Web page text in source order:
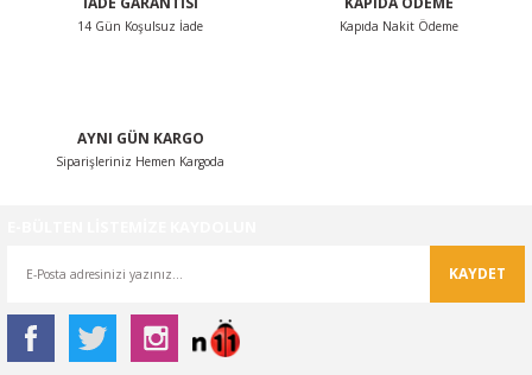
14 Gün Koşulsuz İade Kapıda Nakit Ödeme
AYNI GÜN KARGO
Siparişleriniz Hemen Kargoda
KAYDET